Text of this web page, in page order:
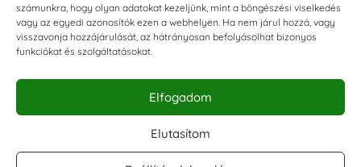
számunkra, hogy olyan adatokat kezeljünk, mint a böngészési viselkedés
vagy az egyedi azonosítók ezen a webhelyen. Ha nem járul hozzá, vagy
visszavonja hozzájárulását, az hátrányosan befolyásolhat bizonyos
funkciókat és szolgáltatásokat.
Elfogadom
Elutasítom
KAPCSOLAT
E-mail:shop@torokszilvi.com
Telefon: +36 30 6767872
KÖZÖSSÉGI